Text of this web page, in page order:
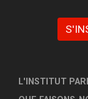
L'INSTITUT